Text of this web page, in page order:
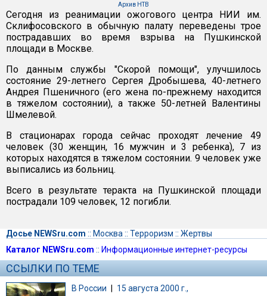
Архив НТВ
Сегодня из реанимации ожогового центра НИИ им.
Склифосовского в обычную палату переведены трое
пострадавших во время взрыва на Пушкинской
площади в Москве.
По данным службы "Скорой помощи", улучшилось
состояние 29-летнего Сергея Дробышева, 40-летнего
Андрея Пшеничного (его жена по-прежнему находится
в тяжелом состоянии), а также 50-летней Валентины
Шмелевой.
В стационарах города сейчас проходят лечение 49
человек (30 женщин, 16 мужчин и 3 ребенка), 7 из
которых находятся в тяжелом состоянии. 9 человек уже
выписались из больниц.
Всего в результате теракта на Пушкинской площади
пострадали 109 человек, 12 погибли.
Досье NEWSru.com :: Москва :: Терроризм :: Жертвы
Каталог NEWSru.com :: Информационные интернет-ресурсы
ССЫЛКИ ПО ТЕМЕ
В России | 15 августа 2000 г.,